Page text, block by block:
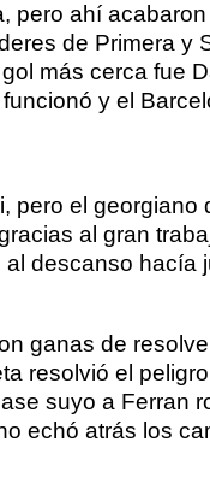
ahí
de Primera
más cerca fue
y el
el
al gran
descanso
ganas de
resolvió el
suyo a Ferran
echó atrás los